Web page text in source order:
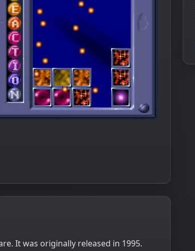
It was originally released in 1995.